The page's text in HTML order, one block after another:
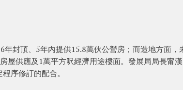
封頂、5年內提供15.8萬伙公營房；而造地方面，
屋供應及1萬平方呎經濟用途樓面。發展局局長甯漢
序修訂的配合。